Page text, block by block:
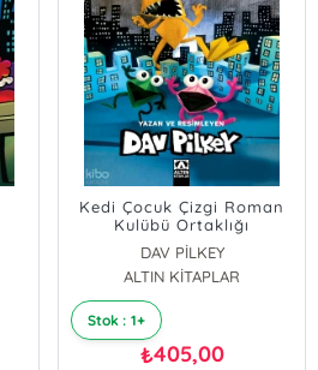
Kedi Çocuk Çizgi Roman
Kulübü Ortaklığı
DAV PİLKEY
ALTIN KİTAPLAR
Stok : 1+
₺405,00